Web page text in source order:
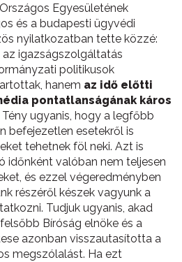
Egyesületének
és a budapesti ügyvédi
nyilatkozatban tette közzé:
igazságszolgáltatás
politikusok
hanem az idő előtti
pontatlanságának káros
Tény ugyanis, hogy a legfőbb
befejezetlen esetekről is
tehetnek föl neki. Azt is
időnként valóban nem teljesen
és ezzel végeredményben
részéről készek vagyunk a
Tudjuk ugyanis, akad
Bíróság elnöke és a
azonban visszautasította a
megszólalást. Ha ezt